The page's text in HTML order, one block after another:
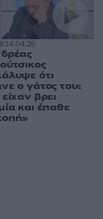
14.04.26
ότι
ο γάτος του:
βρει
και έπαθε